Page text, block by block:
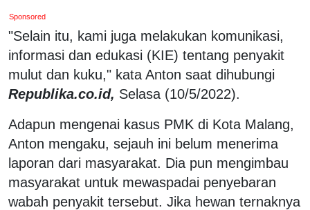
Sponsored
"Selain itu, kami juga melakukan komunikasi,
informasi dan edukasi (KIE) tentang penyakit
mulut dan kuku," kata Anton saat dihubungi
Republika.co.id, Selasa (10/5/2022).
Adapun mengenai kasus PMK di Kota Malang,
Anton mengaku, sejauh ini belum menerima
laporan dari masyarakat. Dia pun mengimbau
masyarakat untuk mewaspadai penyebaran
wabah penyakit tersebut. Jika hewan ternaknya